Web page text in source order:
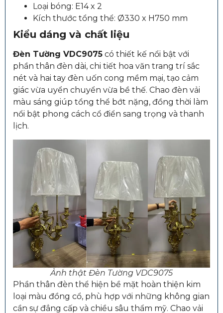
Loại bóng: E14 x 2
Kích thước tổng thể: Ø330 x H750 mm
Kiểu dáng và chất liệu
Đèn Tường VDC9075 có thiết kế nổi bật với
phần thân đèn dài, chi tiết hoa văn trang trí sắc
nét và hai tay đèn uốn cong mềm mại, tạo cảm
giác vừa uyển chuyển vừa bề thế. Chao đèn vải
màu sáng giúp tổng thể bớt nặng, đồng thời làm
nổi bật phong cách cổ điển sang trọng và thanh
lịch.
Ảnh thật Đèn Tường VDC9075
Phần thân đèn thể hiện bề mặt hoàn thiện kim
loại màu đồng cổ, phù hợp với những không gian
cần sự đẳng cấp và chiều sâu thẩm mỹ. Chao vải